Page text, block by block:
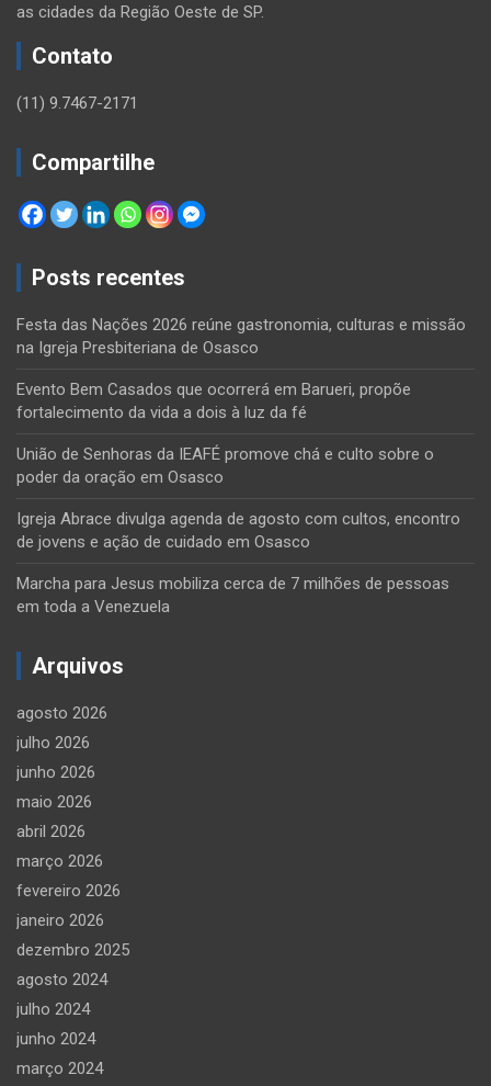
as cidades da Região Oeste de SP.
Contato
(11) 9.7467-2171
Compartilhe
Posts recentes
Festa das Nações 2026 reúne gastronomia, culturas e missão
na Igreja Presbiteriana de Osasco
Evento Bem Casados que ocorrerá em Barueri, propõe
fortalecimento da vida a dois à luz da fé
União de Senhoras da IEAFÉ promove chá e culto sobre o
poder da oração em Osasco
Igreja Abrace divulga agenda de agosto com cultos, encontro
de jovens e ação de cuidado em Osasco
Marcha para Jesus mobiliza cerca de 7 milhões de pessoas
em toda a Venezuela
Arquivos
agosto 2026
julho 2026
junho 2026
maio 2026
abril 2026
março 2026
fevereiro 2026
janeiro 2026
dezembro 2025
agosto 2024
julho 2024
junho 2024
março 2024